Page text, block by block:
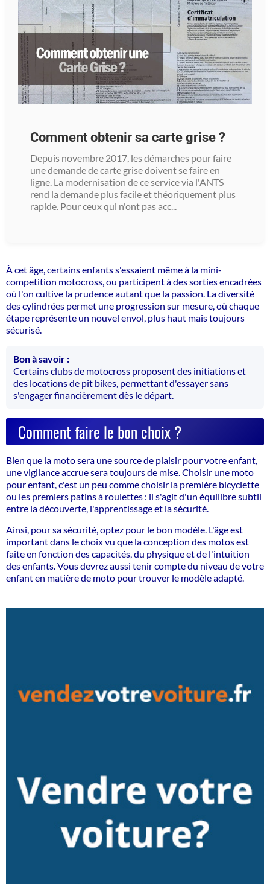
Comment obtenir sa carte grise ?
Depuis novembre 2017, les démarches pour faire
une demande de carte grise doivent se faire en
ligne. La modernisation de ce service via l'ANTS
rend la demande plus facile et théoriquement plus
rapide. Pour ceux qui n'ont pas acc...
À cet âge, certains enfants s'essaient même à la mini-
competition motocross, ou participent à des sorties encadrées
où l'on cultive la prudence autant que la passion. La diversité
des cylindrées permet une progression sur mesure, où chaque
étape représente un nouvel envol, plus haut mais toujours
sécurisé.
Bon à savoir :
Certains clubs de motocross proposent des initiations et
des locations de pit bikes, permettant d'essayer sans
s'engager financièrement dès le départ.
Comment faire le bon choix ?
Bien que la moto sera une source de plaisir pour votre enfant,
une vigilance accrue sera toujours de mise. Choisir une moto
pour enfant, c'est un peu comme choisir la première bicyclette
ou les premiers patins à roulettes : il s'agit d'un équilibre subtil
entre la découverte, l'apprentissage et la sécurité.
Ainsi, pour sa sécurité, optez pour le bon modèle. L'âge est
important dans le choix vu que la conception des motos est
faite en fonction des capacités, du physique et de l'intuition
des enfants. Vous devrez aussi tenir compte du niveau de votre
enfant en matière de moto pour trouver le modèle adapté.